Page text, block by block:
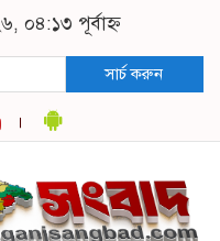
০৪:১৩ পূর্বাহ্ন
সার্চ করুন